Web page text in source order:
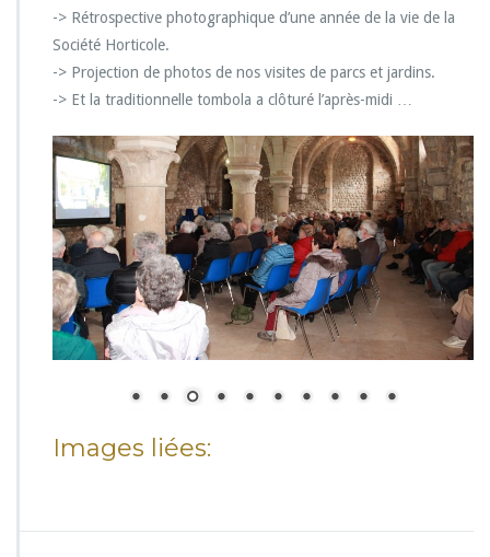
-> Rétrospective photographique d’une année de la vie de la
Société Horticole.
-> Projection de photos de nos visites de parcs et jardins.
-> Et la traditionnelle tombola a clôturé l’après-midi …
Images liées: